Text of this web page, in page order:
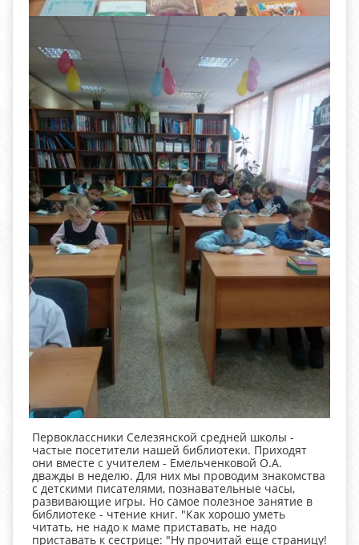
Первоклассники Селезянской средней школы -
частые посетители нашей библиотеки. Приходят
они вместе с учителем - Емельченковой О.А.
дважды в неделю. Для них мы проводим знакомства
с детскими писателями, познавательные часы,
развивающие игры. Но самое полезное занятие в
библиотеке - чтение книг. "Как хорошо уметь
читать, не надо к маме приставать, не надо
приставать к сестрице: "Ну прочитай еще страницу!